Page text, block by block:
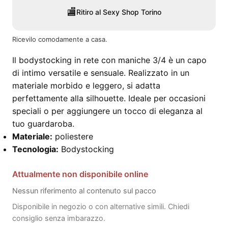
🏬Ritiro al Sexy Shop Torino
Ricevilo comodamente a casa.
Il bodystocking in rete con maniche 3/4 è un capo
di intimo versatile e sensuale. Realizzato in un
materiale morbido e leggero, si adatta
perfettamente alla silhouette. Ideale per occasioni
speciali o per aggiungere un tocco di eleganza al
tuo guardaroba.
Materiale: poliestere
Tecnologia: Bodystocking
Attualmente non disponibile online
Nessun riferimento al contenuto sul pacco
Disponibile in negozio o con alternative simili. Chiedi
consiglio senza imbarazzo.